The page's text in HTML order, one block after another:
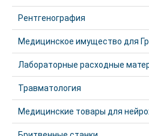
Рентгенография
Медицинское имущество для
Лабораторные расходные
Травматология
Медицинские товары для